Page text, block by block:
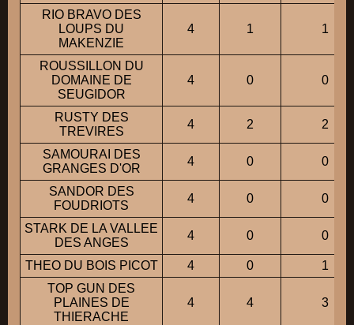
RIO BRAVO DES
LOUPS DU
MAKENZIE
4 1 1
ROUSSILLON DU
DOMAINE DE
SEUGIDOR
4 0 0
RUSTY DES
TREVIRES
4 2 2
SAMOURAI DES
GRANGES D'OR
4 0 0
SANDOR DES
FOUDRIOTS
4 0 0
STARK DE LA VALLEE
DES ANGES
4 0 0
THEO DU BOIS PICOT 4 0
1
TOP GUN DES
PLAINES DE
THIERACHE
4 4 3